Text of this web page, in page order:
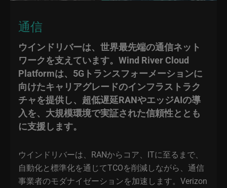
通信
ウインドリバーは、世界最先端の通信ネット
ワークを支えています。Wind River Cloud
Platformは、5Gトランスフォーメーションに
向けたキャリアグレードのインフラストラク
チャを提供し、超低遅延RANやエッジAIの導
入を、大規模環境で実証された信頼性ととも
に支援します。
ウインドリバーは、RANからコア、ITに至るまで、
自動化と標準化を通じてTCOを削減しながら、通信
事業者のモダナイゼーションを加速します。Verizon